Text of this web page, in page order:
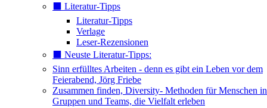
⬛️ Literatur-Tipps
Literatur-Tipps
Verlage
Leser-Rezensionen
⬛️ Neuste Literatur-Tipps:
Sinn erfülltes Arbeiten - denn es gibt ein Leben vor dem
Feierabend, Jörg Friebe
Zusammen finden, Diversity- Methoden für Menschen in
Gruppen und Teams, die Vielfalt erleben